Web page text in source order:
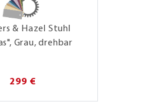
& Hazel Stuhl
Grau, drehbar
299 €